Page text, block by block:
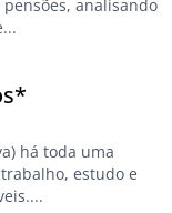
pensões, analisando
há toda uma
estudo e